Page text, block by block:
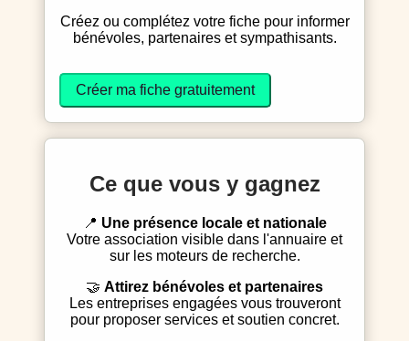
Créez ou complétez votre fiche pour informer
bénévoles, partenaires et sympathisants.
Créer ma fiche gratuitement
Ce que vous y gagnez
Une présence locale et nationale
Votre association visible dans l'annuaire et
sur les moteurs de recherche.
Attirez bénévoles et partenaires
Les entreprises engagées vous trouveront
pour proposer services et soutien concret.